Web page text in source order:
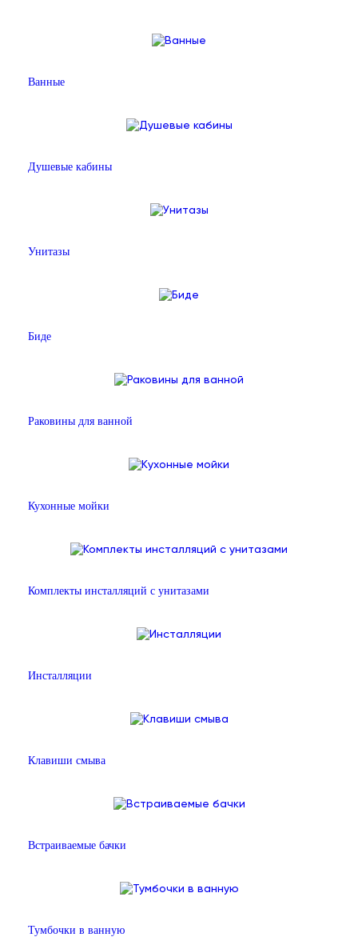
Ванные
Душевые кабины
Унитазы
Биде
Раковины для ванной
Кухонные мойки
Комплекты инсталляций с унитазами
Инсталляции
Клавиши смыва
Встраиваемые бачки
Тумбочки в ванную